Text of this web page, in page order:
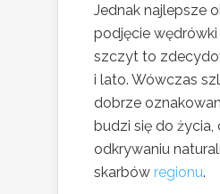
Jednak najlepsze
podjęcie wędrówki
szczyt to
i lato. Wówczas
dobrze
budzi się do życia,
odkrywaniu
skarbów regionu.